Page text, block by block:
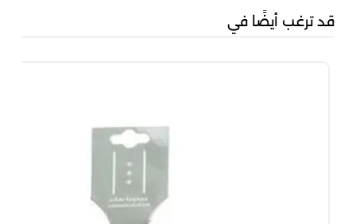
قد ترغب أيضًا في